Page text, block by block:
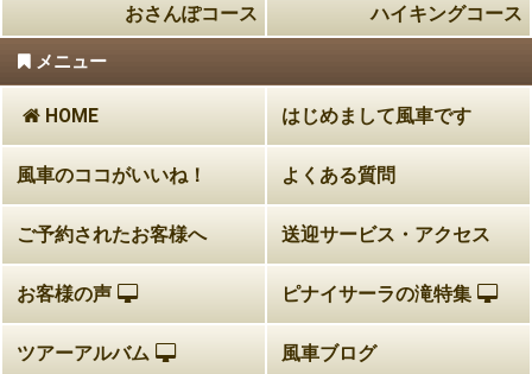
おさんぽコース
ハイキングコース
メニュー
HOME はじめまして風車です
風車のココがいいね！ よくある質問
ご予約されたお客様へ 送迎サービス・アクセス
お客様の声 ピナイサーラの滝特集
ツアーアルバム 風車ブログ